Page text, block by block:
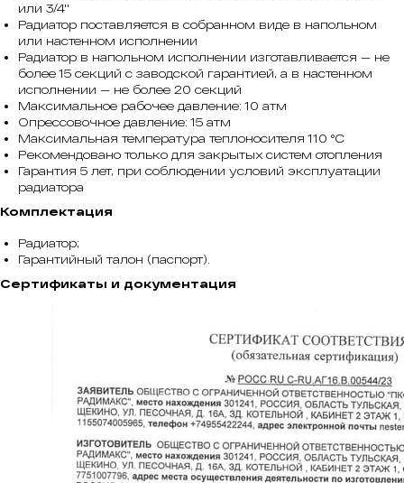
или 3/4''
Радиатор поставляется в собранном виде в напольном
или настенном исполнении
Радиатор в напольном исполнении изготавливается — не
более 15 секций с заводской гарантией, а в настенном
исполнении — не более 20 секций
Максимальное рабочее давление: 10 атм
Опрессовочное давление: 15 атм
Максимальная температура теплоносителя 110 °С
Рекомендовано только для закрытых систем отопления
Гарантия 5 лет, при соблюдении условий эксплуатации
радиатора
Комплектация
Радиатор;
Гарантийный талон (паспорт).
Сертификаты и документация